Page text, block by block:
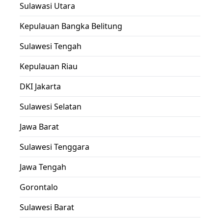
Sulawasi Utara
Kepulauan Bangka Belitung
Sulawesi Tengah
Kepulauan Riau
DKI Jakarta
Sulawesi Selatan
Jawa Barat
Sulawesi Tenggara
Jawa Tengah
Gorontalo
Sulawesi Barat